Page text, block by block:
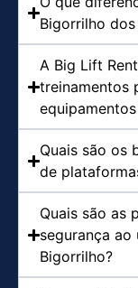
Bigorrilho
A Big Lift
treinamentos
Quais são os
de
Quais são as
segurança
Bigorrilho?